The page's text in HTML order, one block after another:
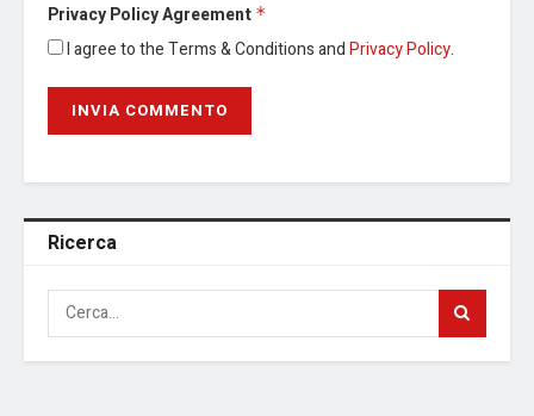
Privacy Policy Agreement *
I agree to the Terms & Conditions andPrivacy Policy.
Ricerca